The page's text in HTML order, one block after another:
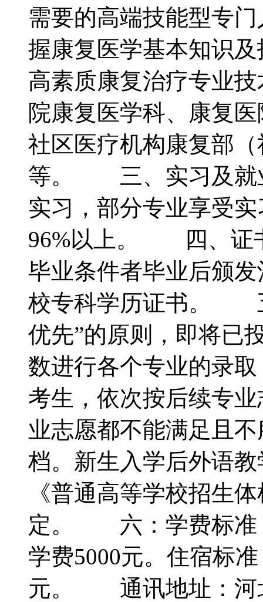
需要的高端技能型专
握康复医学基本知识
高素质康复治疗专业
院康复医学科、康复
社区医疗机构康复部
等。 三、实习及就
实习，部分专业享受
96%以上。 四、证
毕业条件者毕业后颁
校专科学历证书。
优先”的原则，即将已
数进行各个专业的录
考生，依次按后续专
业志愿都不能满足且
档。新生入学后外语
《普通高等学校招生
定。 六：学费标准
学费5000元。住宿标
元。 通讯地址：河